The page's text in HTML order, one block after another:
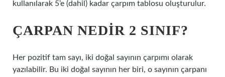
kullanılarak 5’e (dahil) kadar çarpım tablosu oluşturulur.
ÇARPAN NEDIR 2 SINIF?
Her pozitif tam sayı, iki doğal sayının çarpımı olarak
yazılabilir. Bu iki doğal sayının her biri, o sayının çarpanı